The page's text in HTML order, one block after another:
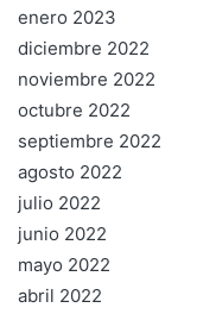
enero 2023
diciembre 2022
noviembre 2022
octubre 2022
septiembre 2022
agosto 2022
julio 2022
junio 2022
mayo 2022
abril 2022